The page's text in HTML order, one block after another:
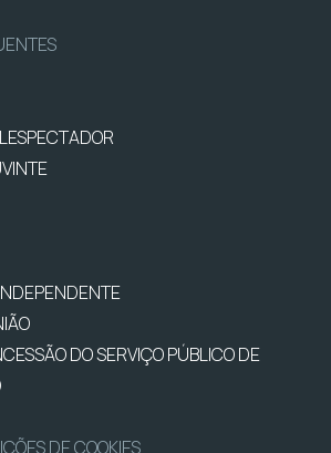
DO SERVIÇO PÚBLICO DE
DE COOKIES